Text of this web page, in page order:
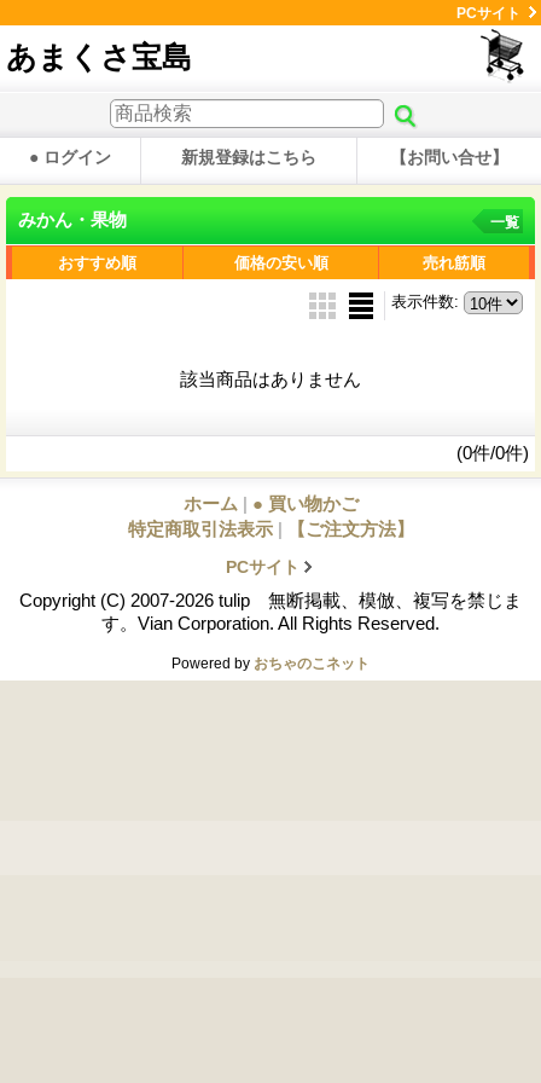
PCサイト
あまくさ宝島
● ログイン 新規登録はこちら 【お問い合せ】
みかん・果物 一覧
おすすめ順 価格の安い順 売れ筋順
表示件数:
該当商品はありません
(0件/0件)
ホーム | ● 買い物かご
特定商取引法表示 | 【ご注文方法】
PCサイト
Copyright (C) 2007-2026 tulip 無断掲載、模倣、複写を禁じま
す。Vian Corporation. All Rights Reserved.
Powered by おちゃのこネット